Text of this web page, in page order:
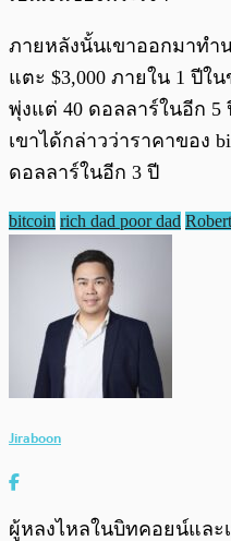
ภายหลังนั้นเขาออกมาทำ
แตะ $3,000 ภายใน 1 ปีใ
พุ่งแต่ 40 ดอลลาร์ในอีก 5
เขาได้กล่าวว่าราคาของ
ดอลลาร์ในอีก 3 ปี
bitcoin rich dad poor dad
Jiraboon
ผู้หลงไหลในบิทคอยน์และ